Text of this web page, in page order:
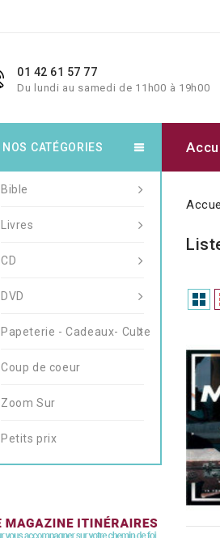
01 42 61 57 77
Du lundi au samedi de 11h00 à 19h00
NOS CATÉGORIES
Bible
Livres
CD
DVD
Papeterie - Cadeaux- Culte
Coup de coeur
Zoom Sur
Petits prix